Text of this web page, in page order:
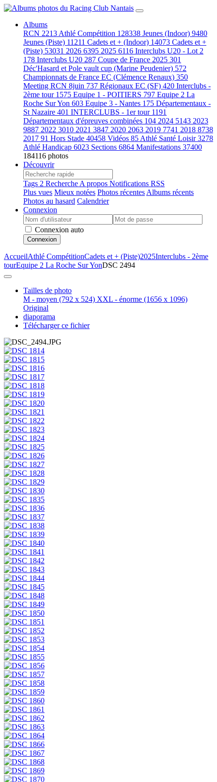
Albums
RCN 2213 Athlé Compétition 128338 Jeunes (Indoor) 9480
Jeunes (Piste) 11211 Cadets et + (Indoor) 14073 Cadets et +
(Piste) 53031 2026 6395 2025 6116 Interclubs U20 - Lot 2
178 Interclubs U20 287 Coupe de France 2025 301
Déc'Hasard et Pole vault cup (Marine Peudenier) 572
Championnats de France EC (Clémence Renaux) 350
Meeting RCN 8juin 737 Régionaux EC (SF) 420 Interclubs -
2ème tour 1575 Equipe 1 - POITIERS 797 Equipe 2 La
Roche Sur Yon 603 Equipe 3 - Nantes 175 Départementaux -
St Nazaire 401 INTERCLUBS - 1er tour 1191
Départementaux d'épreuves combinées 104 2024 5143 2023
9887 2022 3010 2021 3847 2020 2063 2019 7741 2018 8738
2017 91 Hors Stade 40458 Vidéos 85 Athlé Santé Loisir3278
Athlé Handicap 6023 Sections 6864 Manifestations 37400
184116 photos
Découvrir
Tags 2 Recherche A propos Notifications RSS
Plus vues Mieux notées Photos récentes Albums récents
Photos au hasard Calendrier
Connexion
Connexion auto
Connexion
AccueilAthlé CompétitionCadets et + (Piste)2025Interclubs - 2ème
tourEquipe 2 La Roche Sur YonDSC 2494
Tailles de photo
M - moyen (792 x 524) XXL - énorme (1656 x 1096)
Original
diaporama
Télécharger ce fichier